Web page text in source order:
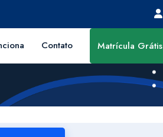
Contato Matrícula Grátis